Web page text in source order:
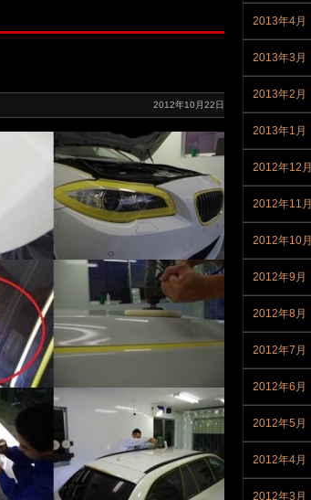
2012年10月22日
2013年4月
2013年3月
2013年2月
2013年1月
2012年12月
2012年11月
2012年10月
2012年9月
2012年8月
2012年7月
2012年6月
2012年5月
2012年4月
2012年3月